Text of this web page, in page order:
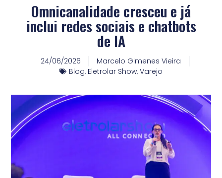
Omnicanalidade cresceu e já
inclui redes sociais e chatbots
de IA
24/06/2026
Marcelo Gimenes Vieira
Blog, Eletrolar Show, Varejo